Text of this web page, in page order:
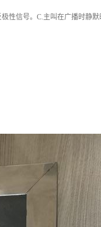
性信号。C.主叫在广播时静